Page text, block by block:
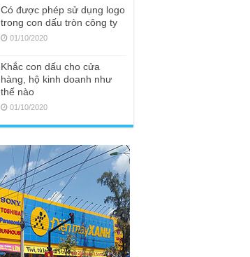
Có được phép sử dụng logo
trong con dấu tròn công ty
01/10/2020
Khắc con dấu cho cửa
hàng, hộ kinh doanh như
thế nào
01/10/2020